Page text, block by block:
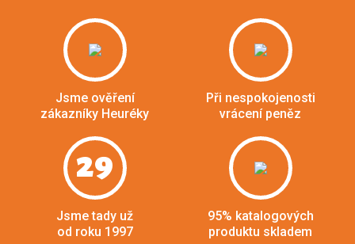
Jsme ověření
zákazníky Heuréky
Při nespokojenosti
vrácení peněz
29
Jsme tady už
od roku 1997
95% katalogových
produktu skladem